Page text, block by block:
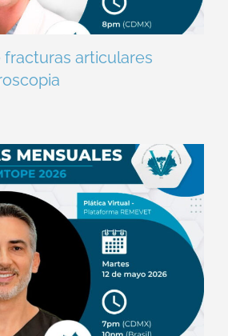
fracturas articulares